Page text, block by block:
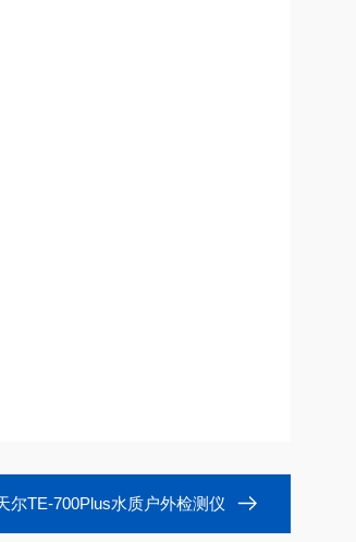
尔TE-700Plus水质户外检测仪